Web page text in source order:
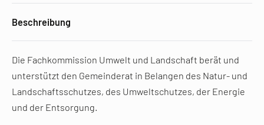
Beschreibung
Die Fachkommission Umwelt und Landschaft berät und
unterstützt den Gemeinderat in Belangen des Natur- und
Landschaftsschutzes, des Umweltschutzes, der Energie
und der Entsorgung.